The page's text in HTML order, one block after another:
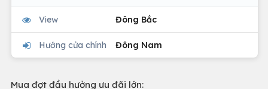
View Đông Bắc
Hướng cửa chính Đông Nam
Mua đợt đầu hưởng ưu đãi lớn: